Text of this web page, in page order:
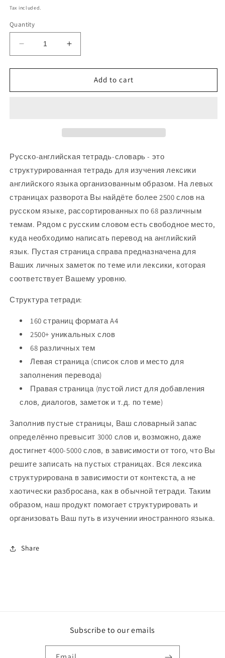
price
Tax included.
Quantity
Decrease
quantity
for
язык:
Increase
quantity
for
Английский
язык:
Add to cart
Русско-английская тетрадь-словарь - это
структурированная тетрадь для изучения лексики
английского языка организованным образом. На левых
страницах разворота Вы найдёте более 2500 слов на
русском языке, рассортированных по 68 различным
темам. Рядом с русским словом есть свободное место,
куда необходимо написать перевод на английский
язык. Пустая страница справа предназначена для
Ваших личных заметок по теме или лексики, которая
соответствует Вашему уровню.
Структура тетради:
160 страниц формата A4
2500+ уникальных слов
68 различных тем
Левая страница (список слов и место для
заполнения перевода)
Правая страница (пустой лист для добавления
слов, диалогов, заметок и т.д. по теме)
Заполнив пустые страницы, Ваш словарный запас
определённо превысит 3000 слов и, возможно, даже
достигнет 4000-5000 слов, в зависимости от того, что Вы
решите записать на пустых страницах. Вся лексика
структурирована в зависимости от контекста, а не
хаотически разбросана, как в обычной тетради. Таким
образом, наш продукт помогает структурировать и
организовать Ваш путь в изучении иностранного языка.
Share
Subscribe to our emails